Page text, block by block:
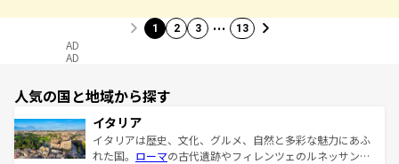
1 2 3 … 13
AD
AD
人気の国と地域から探す
イタリア
イタリアは歴史、文化、グルメ、自然と多彩な魅力にあふ
れた国。 ローマの古代遺跡やフィレンツェのルネッサンス